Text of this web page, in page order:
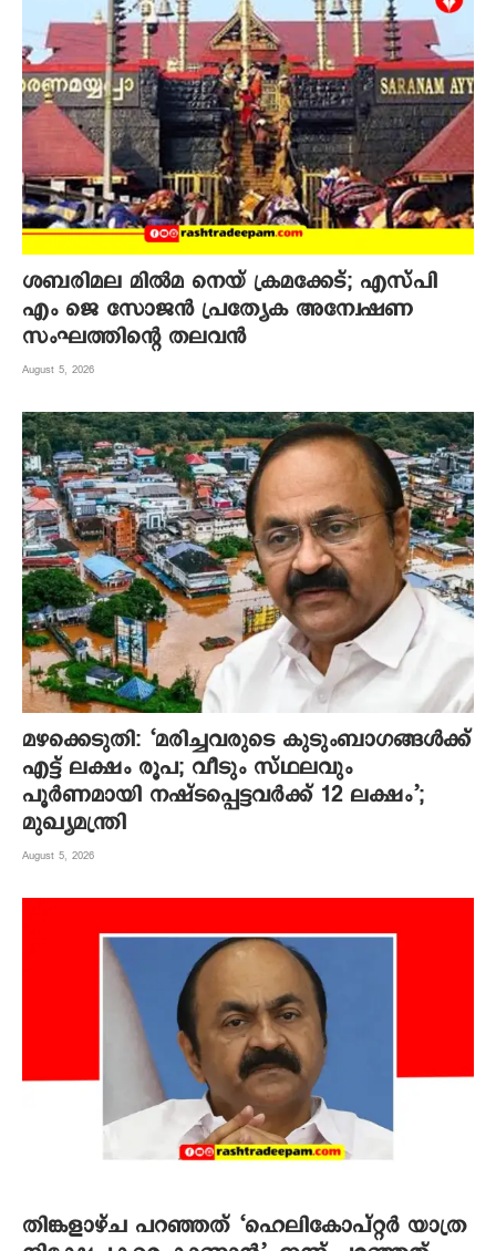
ശബരിമല മില്‍മ നെയ് ക്രമക്കേട്; എസ്പി
എം ജെ സോജന്‍ പ്രത്യേക അന്വേഷണ
സംഘത്തിന്റെ തലവന്‍
August 5, 2026
മഴക്കെടുതി: ‘മരിച്ചവരുടെ കുടുംബാഗങ്ങൾക്ക്
എട്ട് ലക്ഷം രൂപ; വീടും സ്ഥലവും
പൂർണമായി നഷ്ടപ്പെട്ടവർക്ക് 12 ലക്ഷം’;
മുഖ്യമന്ത്രി
August 5, 2026
തിങ്കളാഴ്ച പറഞ്ഞത് ‘ഹെലികോപ്റ്റർ യാത്ര